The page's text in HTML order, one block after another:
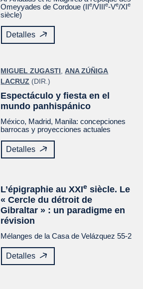
Omeyyades de Cordoue (IIe/VIIIe-Ve/XIe
siècle)
Detalles
MIGUEL ZUGASTI ,ANA ZÚÑIGA
LACRUZ (DIR.)
Espectáculo y fiesta en el
mundo panhispánico
México, Madrid, Manila: concepciones
barrocas y proyecciones actuales
Detalles
L’épigraphie au XXIe siècle. Le
« Cercle du détroit de
Gibraltar » : un paradigme en
révision
Mélanges de la Casa de Velázquez 55-2
Detalles